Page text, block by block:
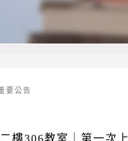
錄取公告｜柏任公民
要公告
樓306教室｜第一次